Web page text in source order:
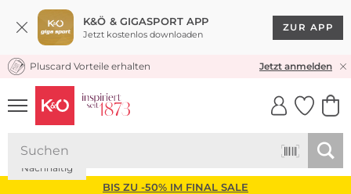
K&Ö & GIGASPORT APP
Jetzt kostenlos downloaden
ZUR APP
KOSTENLOSER VERSAND* & RÜCKVERSAND
Pluscard Vorteile erhalten Jetzt anmelden
UNSERE APP
CLICK &
BIS ZU -50% IM FINAL SALE
Nachhaltig